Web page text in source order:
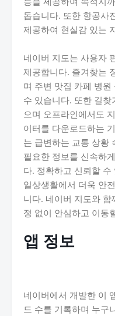
돕습니다. 또한 항공사
제공하여 현실감 있는
네이버 지도는 사용자
제공합니다. 즐겨찾는
며 주변 맛집 카페 병
수 있습니다. 또한 길
으며 오프라인에서도
이터를 다운로드하는
는 급변하는 교통 상황
필요한 정보를 신속하
다. 정확하고 신뢰할
일상생활에서 더욱 안
니다. 네이버 지도와
정 없이 안심하고 이동
앱 정보
네이버에서 개발한 이
드 수를 기록하며 누구